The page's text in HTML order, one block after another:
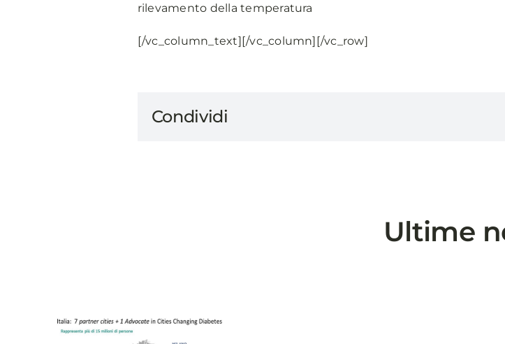
rilevamento della temperatura
[/vc_column_text][/vc_column][/vc_row]
Condividi
Ultime